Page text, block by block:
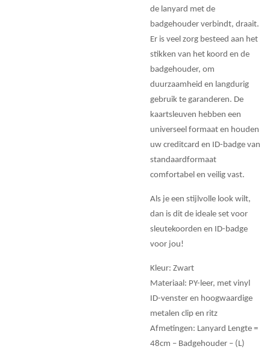
de lanyard met de
badgehouder verbindt, draait.
Er is veel zorg besteed aan het
stikken van het koord en de
badgehouder, om
duurzaamheid en langdurig
gebruik te garanderen. De
kaartsleuven hebben een
universeel formaat en houden
uw creditcard en ID-badge van
standaardformaat
comfortabel en veilig vast.
Als je een stijlvolle look wilt,
dan is dit de ideale set voor
sleutekoorden en ID-badge
voor jou!
Kleur: Zwart
Materiaal: PY-leer, met vinyl
ID-venster en hoogwaardige
metalen clip en ritz
Afmetingen: Lanyard Lengte =
48cm – Badgehouder – (L)